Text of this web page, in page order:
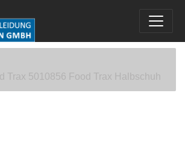
Trax 5010856 Food Trax Halbschuh